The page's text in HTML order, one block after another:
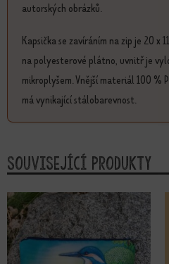
autorských obrázků.
Kapsička se zavíráním na zip je 20 x
na polyesterové plátno, uvnitř je
mikroplyšem. Vnější materiál 100 %
má vynikající stálobarevnost.
Související produkty